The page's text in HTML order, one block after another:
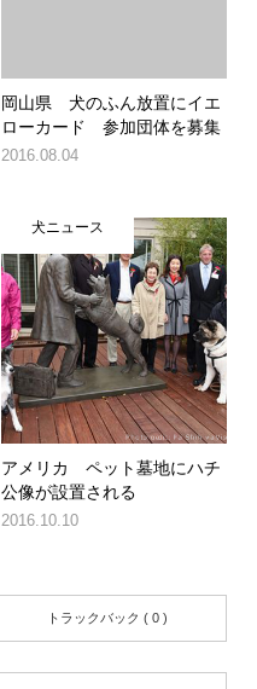
岡山県 犬のふん放置にイエ
ローカード 参加団体を募集
2016.08.04
犬ニュース
アメリカ ペット墓地にハチ
公像が設置される
2016.10.10
トラックバック ( 0 )